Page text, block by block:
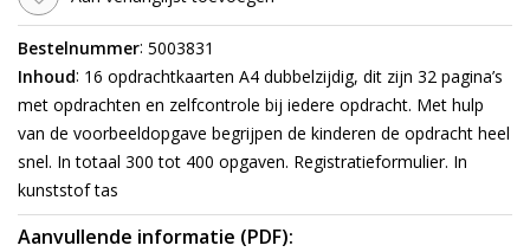
Bestelnummer: 5003831
Inhoud: 16 opdrachtkaarten A4 dubbelzijdig, dit zijn 32 pagina’s
met opdrachten en zelfcontrole bij iedere opdracht. Met hulp
van de voorbeeldopgave begrijpen de kinderen de opdracht heel
snel. In totaal 300 tot 400 opgaven. Registratieformulier. In
kunststof tas
Aanvullende informatie (PDF):